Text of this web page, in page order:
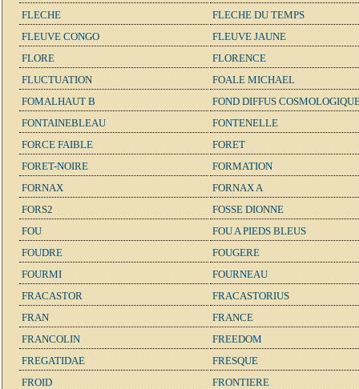
FLECHE
FLECHE DU TEMPS
FLEUVE CONGO
FLEUVE JAUNE
FLORE
FLORENCE
FLUCTUATION
FOALE MICHAEL
FOMALHAUT B
FOND DIFFUS
FONTAINEBLEAU
FONTENELLE
FORCE FAIBLE
FORET
FORET-NOIRE
FORMATION
FORNAX
FORNAX A
FORS2
FOSSE DIONNE
FOU
FOU A PIEDS BLEUS
FOUDRE
FOUGERE
FOURMI
FOURNEAU
FRACASTOR
FRACASTORIUS
FRAN
FRANCE
FRANCOLIN
FREEDOM
FREGATIDAE
FRESQUE
FROID
FRONTIERE